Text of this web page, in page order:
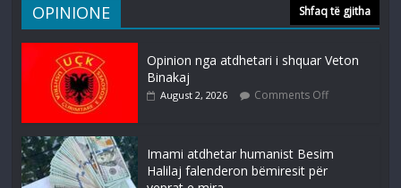
OPINIONE Shfaq të gjitha
Opinion nga atdhetari i shquar Veton
Binakaj
August 2, 2026 Comments Off
Imami atdhetar humanist Besim
Halilaj falenderon bëmiresit për